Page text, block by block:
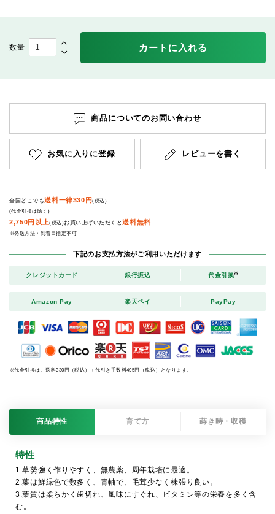
カートに入れる
商品についてのお問い合わせ
お気に入りに登録 レビューを書く
全国どこでも送料一律330円(税込)
(代金引換は除く)
2,750円以上(税込)お買い上げいただくと送料無料
※発送方法・到着日指定不可
下記のお支払方法がご利用いただけます
クレジットカード 銀行振込 代金引換※
Amazon Pay 楽天ペイ PayPay
※代金引換は、送料330円（税込）＋代引き手数料495円（税込）となります。
商品特性 育て方 蒔き時・収穫
特性
1.草勢強く作りやすく、無農薬、周年栽培に最適。
2.葉は鮮緑色で数多く、青軸で、毛茸少なく株張り良い。
3.葉質は柔らかく歯切れ、風味にすぐれ、ビタミン等の栄養を多く含
む。